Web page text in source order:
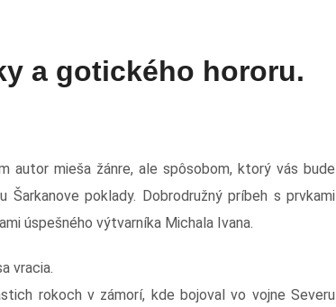
a gotického hororu.
autor mieša žánre, ale spôsobom, ktorý vás bude
Šarkanove poklady. Dobrodružný príbeh s prvkami
úspešného výtvarníka Michala Ivana.
vracia.
rokoch v zámorí, kde bojoval vo vojne Severu